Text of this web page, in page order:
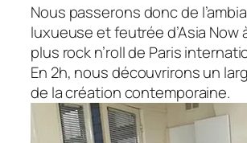
Nous passerons donc de
luxueuse et feutrée d’Asia Now
plus rock n’roll de Paris
En 2h, nous découvrirons un
de la création contemporaine.